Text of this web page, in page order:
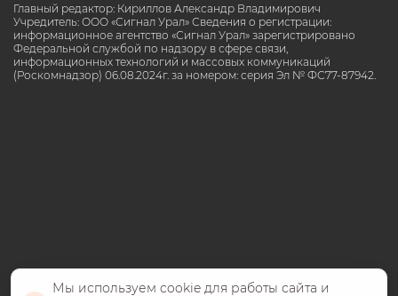
Главный редактор: Кириллов Александр Владимирович
Учредитель: ООО «Сигнал Урал» Сведения о регистрации:
информационное агентство «Сигнал Урал» зарегистрировано
Федеральной службой по надзору в сфере связи,
информационных технологий и массовых коммуникаций
(Роскомнадзор) 06.08.2024г. за номером: серия Эл № ФС77-87942.
Мы используем cookie для работы сайта и